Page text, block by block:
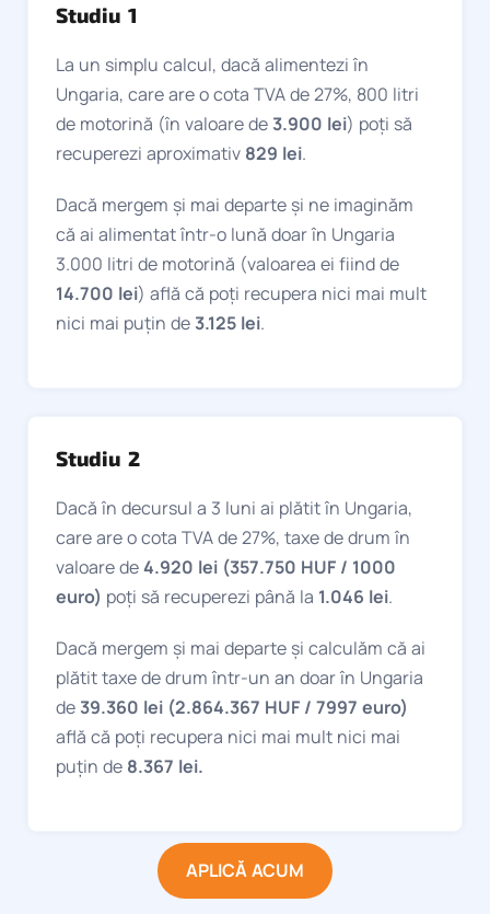
Studiu 1
La un simplu calcul, dacă alimentezi în
Ungaria, care are o cota TVA de 27%, 800 litri
de motorină (în valoare de3.900 lei) poți să
recuperezi aproximativ 829 lei.
Dacă mergem și mai departe și ne imaginăm
că ai alimentat într-o lună doar în Ungaria
3.000 litri de motorină (valoarea ei fiind de
14.700 lei) află că poți recupera nici mai mult
nici mai puțin de3.125 lei.
Studiu 2
Dacă în decursul a 3 luni ai plătit în Ungaria,
care are o cota TVA de 27%, taxe de drum în
valoare de4.920 lei (357.750 HUF / 1000
euro) poți să recuperezi până la 1.046 lei.
Dacă mergem și mai departe și calculăm că ai
plătit taxe de drum într-un an doar în Ungaria
de39.360 lei (2.864.367 HUF / 7997 euro)
află că poți recupera nici mai mult nici mai
puțin de 8.367 lei.
APLICĂ ACUM